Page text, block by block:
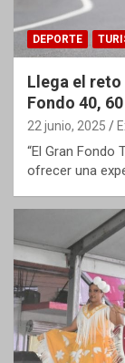
DEPORTE
Llega el reto
Fondo 40,
22 junio, 2025
“El Gran Fondo
ofrecer una